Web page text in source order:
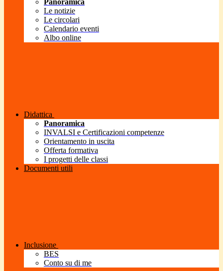
Panoramica
Le notizie
Le circolari
Calendario eventi
Albo online
Didattica
Panoramica
INVALSI e Certificazioni competenze
Orientamento in uscita
Offerta formativa
I progetti delle classi
Documenti utili
Inclusione
BES
Conto su di me